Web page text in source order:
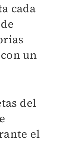
cada
un
del
el